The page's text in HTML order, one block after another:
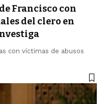
Francisco con
del clero en
con víctimas de abusos